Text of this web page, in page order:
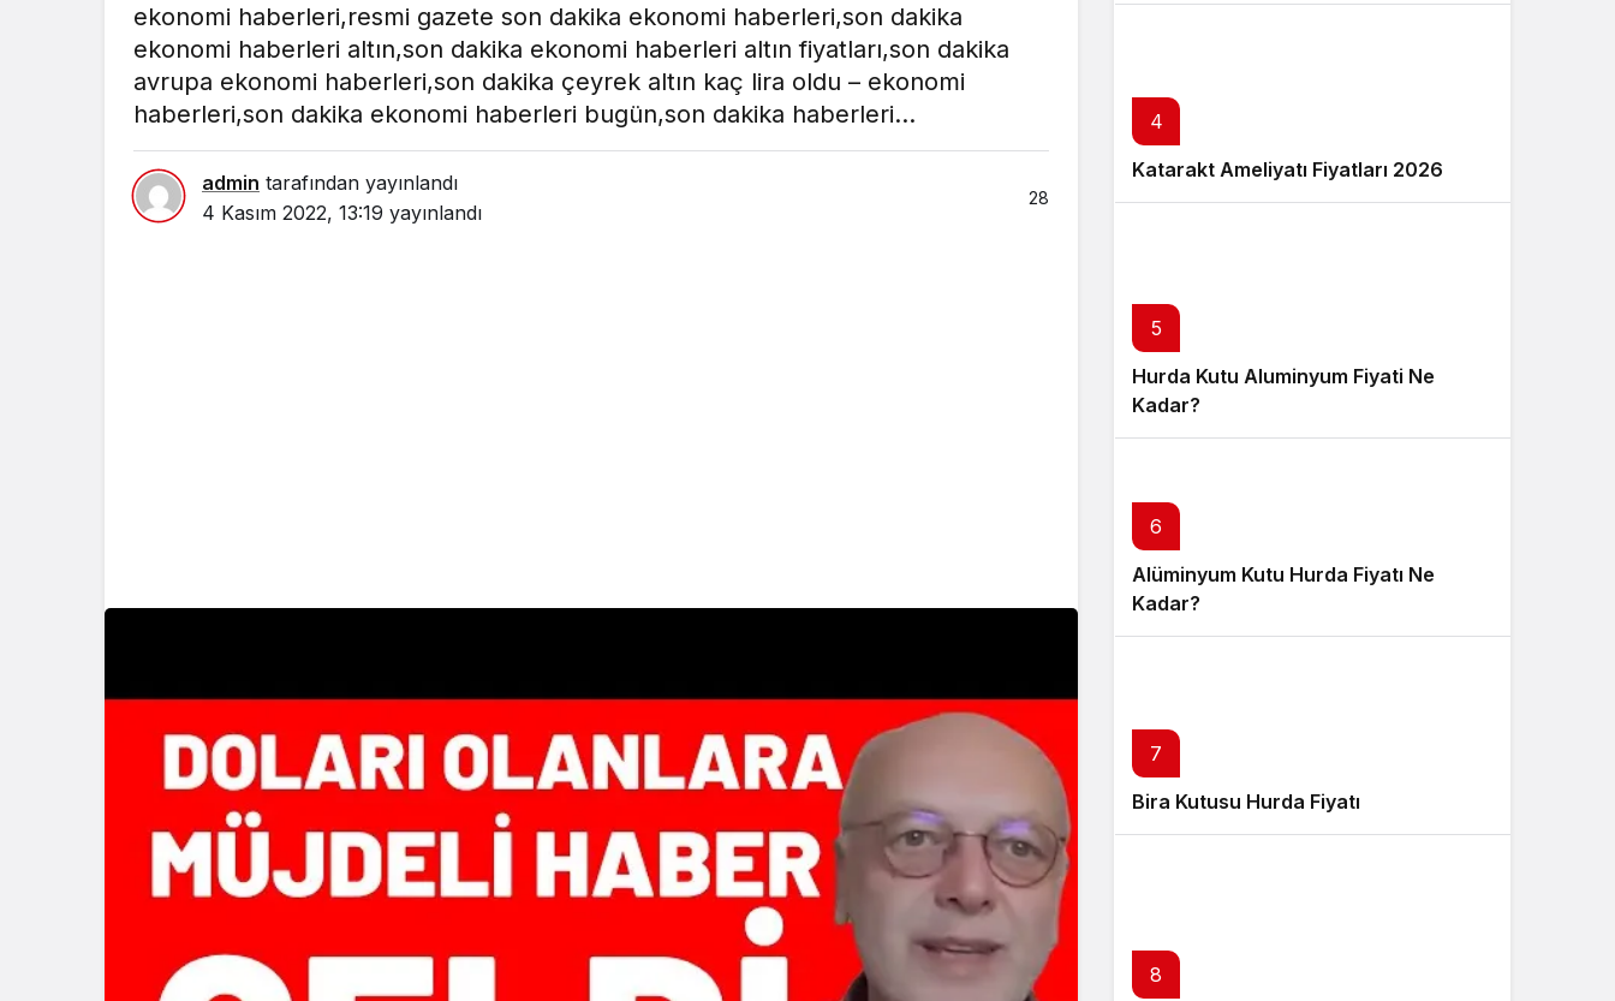
ekonomi haberleri,resmi gazete son dakika ekonomi haberleri,son dakika
ekonomi haberleri altın,son dakika ekonomi haberleri altın fiyatları,son dakika
avrupa ekonomi haberleri,son dakika çeyrek altın kaç lira oldu – ekonomi
haberleri,son dakika ekonomi haberleri bugün,son dakika haberleri…
admin tarafından yayınlandı
4 Kasım 2022, 13:19 yayınlandı
28
4
Katarakt Ameliyatı Fiyatları 2026
5
Hurda Kutu Aluminyum Fiyati Ne
Kadar?
6
Alüminyum Kutu Hurda Fiyatı Ne
Kadar?
7
Bira Kutusu Hurda Fiyatı
8